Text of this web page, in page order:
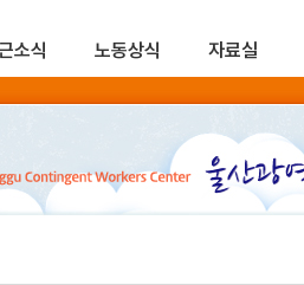
소식 노동상식 자료실